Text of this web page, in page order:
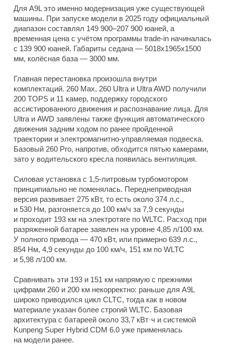
Для A9L это именно модернизация уже существующей
машины. При запуске модели в 2025 году официальный
диапазон составлял 149 900–207 900 юаней, а
временная цена с учётом программы trade-in начиналась
с 139 900 юаней. Габариты седана — 5018x1965x1500
мм, колёсная база — 3000 мм.
Главная перестановка произошла внутри
комплектаций. 260 Max, 260 Ultra и Ultra AWD получили
200 TOPS и 11 камер, поддержку городского
ассистированного движения и распознавание лица. Для
Ultra и AWD заявлены также функция автоматического
движения задним ходом по ранее пройденной
траектории и электромагнитно-управляемая подвеска.
Базовый 260 Pro, напротив, обходится пятью камерами,
зато у водительского кресла появилась вентиляция.
Силовая установка с 1,5-литровым турбомотором
принципиально не поменялась. Переднеприводная
версия развивает 275 кВт, то есть около 374 л.с.,
и 530 Нм, разгоняется до 100 км/ч за 7,9 секунды
и проходит 193 км на электротяге по WLTC. Расход при
разряженной батарее заявлен на уровне 4,85 л/100 км.
У полного привода — 470 кВт, или примерно 639 л.с.,
854 Нм, 4,9 секунды до 100 км/ч, 151 км по WLTC
и 5,98 л/100 км.
Сравнивать эти 193 и 151 км напрямую с прежними
цифрами 260 и 200 км некорректно: раньше для A9L
широко приводился цикл CLTC, тогда как в новом
материале указан более строгий WLTC. Базовая
архитектура с батареей около 33,7 кВт·ч и системой
Kunpeng Super Hybrid CDM 6.0 уже применялась
на модели ранее.